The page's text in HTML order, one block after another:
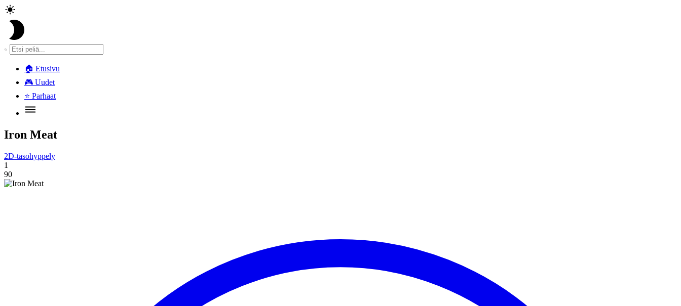
🏠 Etusivu
🎮 Uudet
⭐ Parhaat
Iron Meat
2D-tasohyppely
1
90